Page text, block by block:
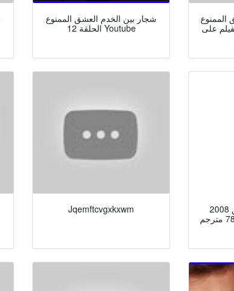
شجار بين الخدم العشق الممنوع
الحلقة 12 Youtube
على
Jqemftcvgxkxwm
2008 ح78 مسلسل العشق
الممنوع التركي الحلقة 78 مترجم